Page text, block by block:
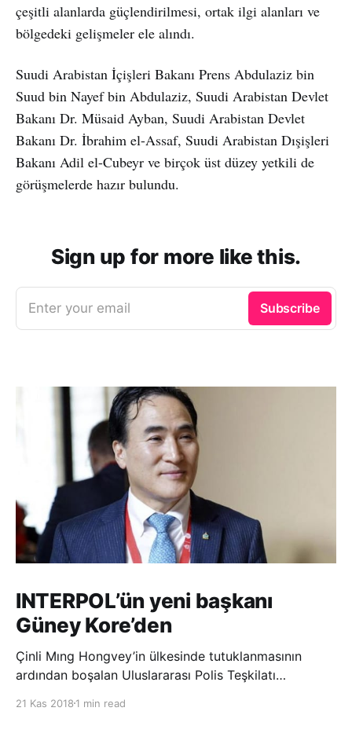
çeşitli alanlarda güçlendirilmesi, ortak ilgi alanları ve
bölgedeki gelişmeler ele alındı.
Suudi Arabistan İçişleri Bakanı Prens Abdulaziz bin
Suud bin Nayef bin Abdulaziz, Suudi Arabistan Devlet
Bakanı Dr. Müsaid Ayban, Suudi Arabistan Devlet
Bakanı Dr. İbrahim el-Assaf, Suudi Arabistan Dışişleri
Bakanı Adil el-Cubeyr ve birçok üst düzey yetkili de
görüşmelerde hazır bulundu.
Sign up for more like this.
Enter your email Subscribe
INTERPOL’ün yeni başkanı
Güney Kore’den
Çinli Mıng Hongvey’in ülkesinde tutuklanmasının
ardından boşalan Uluslararası Polis Teşkilatı
seçildi. INTERPOL Genel Kurulu’nun Dubai’deki
21 Kas 2018 1 min read